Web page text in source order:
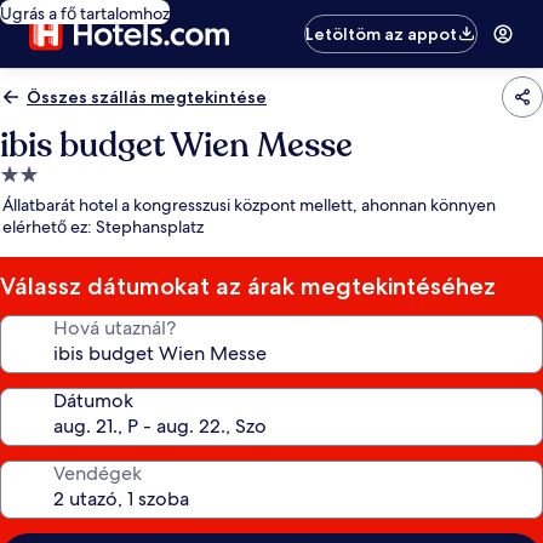
Ugrás a fő tartalomhoz
Letöltöm az appot
Összes szállás megtekintése
ibis budget Wien Messe
2.0
csillagos
szálláshely
Állatbarát hotel a kongresszusi központ mellett, ahonnan könnyen
elérhető ez: Stephansplatz
Válassz dátumokat az árak megtekintéséhez
Hová utaznál?
Dátumok
Vendégek